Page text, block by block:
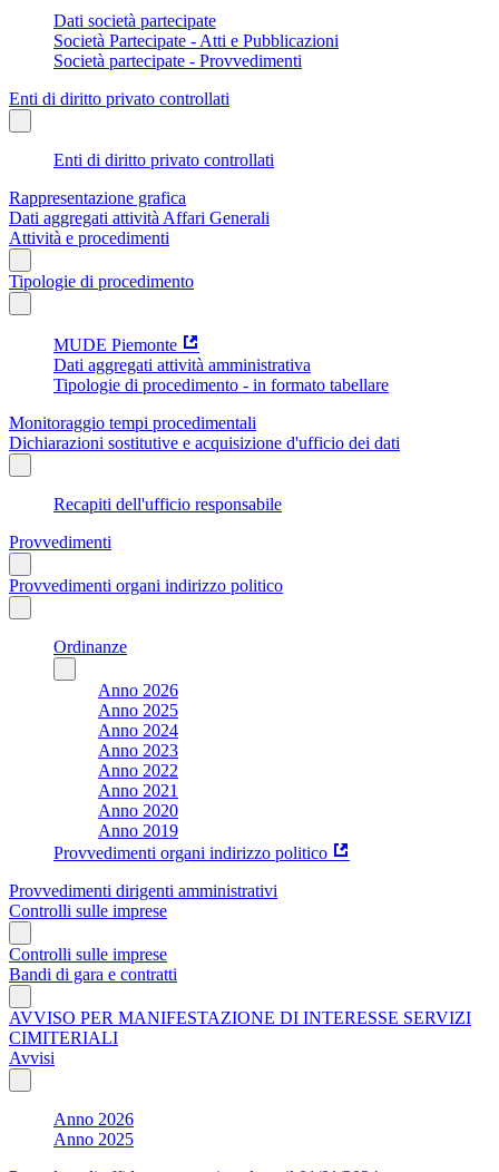
Dati società partecipate
Società Partecipate - Atti e Pubblicazioni
Società partecipate - Provvedimenti
Enti di diritto privato controllati
Enti di diritto privato controllati
Rappresentazione grafica
Dati aggregati attività Affari Generali
Attività e procedimenti
Tipologie di procedimento
MUDE Piemonte
Dati aggregati attività amministrativa
Tipologie di procedimento - in formato tabellare
Monitoraggio tempi procedimentali
Dichiarazioni sostitutive e acquisizione d'ufficio dei dati
Recapiti dell'ufficio responsabile
Provvedimenti
Provvedimenti organi indirizzo politico
Ordinanze
Anno 2026
Anno 2025
Anno 2024
Anno 2023
Anno 2022
Anno 2021
Anno 2020
Anno 2019
Provvedimenti organi indirizzo politico
Provvedimenti dirigenti amministrativi
Controlli sulle imprese
Controlli sulle imprese
Bandi di gara e contratti
AVVISO PER MANIFESTAZIONE DI INTERESSE SERVIZI
CIMITERIALI
Avvisi
Anno 2026
Anno 2025